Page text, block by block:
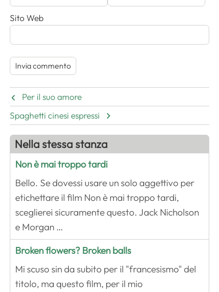
Sito Web
Per il suo amore
Spaghetti cinesi espressi
Nella stessa stanza
Non è mai troppo tardi
Bello. Se dovessi usare un solo aggettivo per
etichettare il film Non è mai troppo tardi,
sceglierei sicuramente questo. Jack Nicholson
e Morgan …
Broken flowers? Broken balls
Mi scuso sin da subito per il "francesismo" del
titolo, ma questo film, per il mio